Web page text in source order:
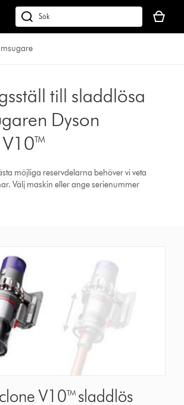
Sök
på
dyson.se
är
tom
till sladdlösa
Dyson
möjliga reservdelarna behöver vi veta
Välj maskin eller ange serienummer
V10™ sladdlös